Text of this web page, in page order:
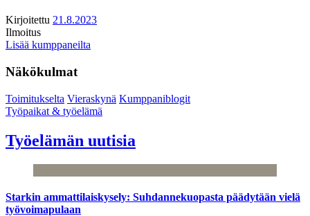
Kirjoitettu 21.8.2023
Ilmoitus
Lisää kumppaneilta
Näkökulmat
Toimitukselta Vieraskynä Kumppaniblogit
Työpaikat & työelämä
Työelämän uutisia
Starkin ammattilaiskysely: Suhdannekuopasta päädytään vielä
työvoimapulaan